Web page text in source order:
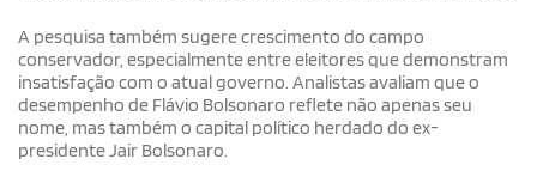
A pesquisa também sugere crescimento do campo
conservador, especialmente entre eleitores que demonstram
insatisfação com o atual governo. Analistas avaliam que o
desempenho de Flávio Bolsonaro reflete não apenas seu
nome, mas também o capital político herdado do ex-
presidente Jair Bolsonaro.